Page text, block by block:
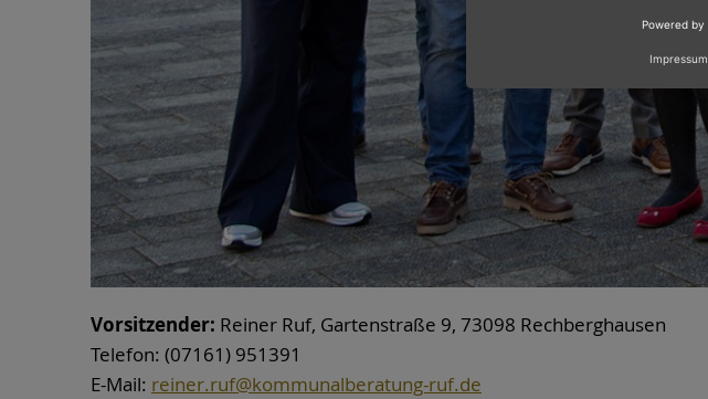
Vorsitzender: Reiner Ruf, Gartenstraße 9, 73098 Rechberghausen
Telefon: (07161) 951391
E-Mail: reiner.ruf@kommunalberatung-ruf.de
Powered by
Impressum